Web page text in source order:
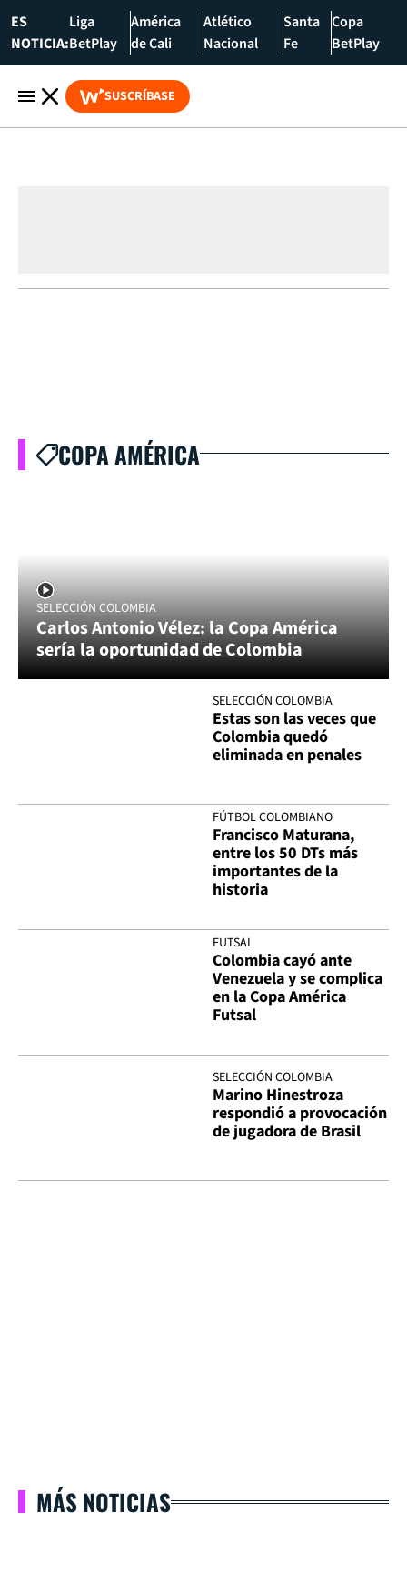
ES
NOTICIA:
Liga
BetPlay
América
de Cali
Atlético
Nacional
Santa
Fe
Copa
BetPlay
SUSCRÍBASE
COPA AMÉRICA
SELECCIÓN COLOMBIA
Carlos Antonio Vélez: la Copa América
sería la oportunidad de Colombia
SELECCIÓN COLOMBIA
Estas son las veces que
Colombia quedó
eliminada en penales
FÚTBOL COLOMBIANO
Francisco Maturana,
entre los 50 DTs más
importantes de la
historia
FUTSAL
Colombia cayó ante
Venezuela y se complica
en la Copa América
Futsal
SELECCIÓN COLOMBIA
Marino Hinestroza
respondió a provocación
de jugadora de Brasil
MÁS NOTICIAS